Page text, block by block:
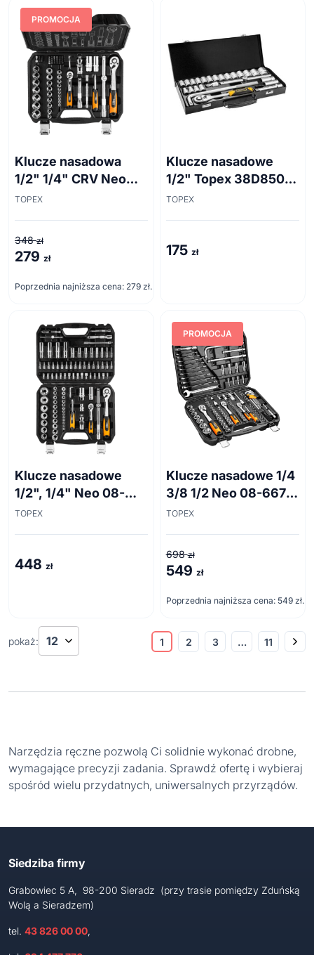
PROMOCJA
Klucze nasadowa
1/2" 1/4" CRV Neo
08-673 73 szt
TOPEX
348zł
Pierwotna
wynosiła:
279 zł
Aktualna
wynosi:
Poprzednia najniższa cena: 279 zł.
Klucze nasadowe
1/2" Topex 38D850
25 szt
TOPEX
175 zł
Klucze nasadowe
1/2", 1/4" Neo 08-
665 94 szt
TOPEX
448 zł
PROMOCJA
Klucze nasadowe 1/4
3/8 1/2 Neo 08-667
128 el.
TOPEX
698zł
Pierwotna
wynosiła:
549 zł
Aktualna
wynosi:
Poprzednia najniższa cena: 549 zł.
pokaż: 1 2 3 … 11
Narzędzia ręczne pozwolą Ci solidnie wykonać drobne,
wymagające precyzji zadania. Sprawdź ofertę i wybieraj
spośród wielu przydatnych, uniwersalnych przyrządów.
Siedziba firmy
Grabowiec 5 A, 98-200 Sieradz (przy trasie pomiędzy Zduńską
Wolą a Sieradzem)
tel. 43 826 00 00,